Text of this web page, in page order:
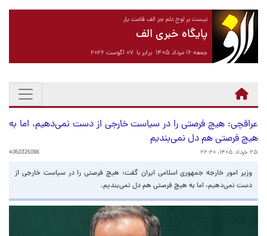
نیست بر لوح دلم جز الف قامت یار
پایگاه خبری الف
جمعه ۱۶ مرداد ۱۴۰۵ برابر با ۰۷ آگوست ۲۰۲۶
عراقچی: هیچ فرصتی را در سیاست خارجی از دست نمی‌دهیم، اما به
هیچ فرصتی هم دل نمی‌بندیم
۲۵ خرداد ۱۴۰۵، ۲۲:۲۰ 4050325096
وزیر امور خارجه جمهوری اسلامی ایران گفت: هیچ فرصتی را در سیاست خارجی از
دست نمی‌دهیم، اما به هیچ فرصتی هم دل نمی‌بندیم.